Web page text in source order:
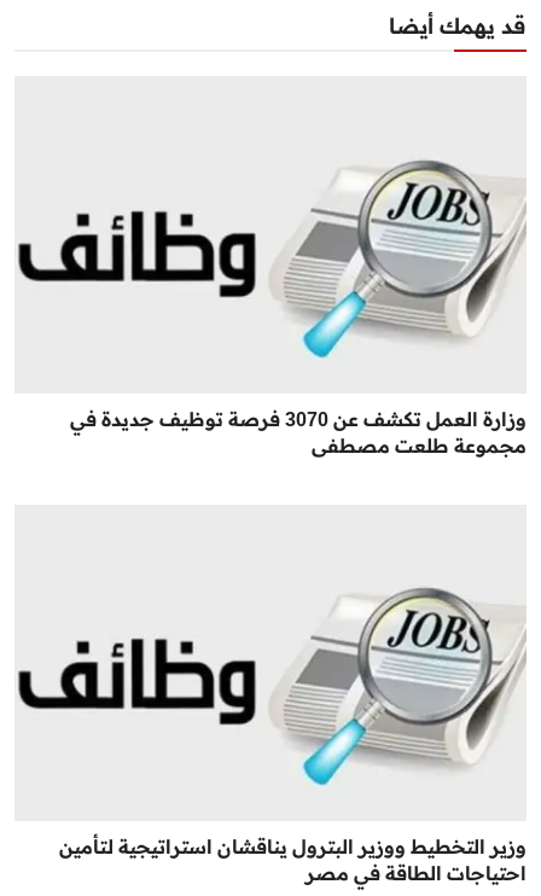
قد يهمك أيضا
وزارة العمل تكشف عن 3070 فرصة توظيف جديدة في
مجموعة طلعت مصطفى
وزير التخطيط ووزير البترول يناقشان استراتيجية لتأمين
احتياجات الطاقة في مصر